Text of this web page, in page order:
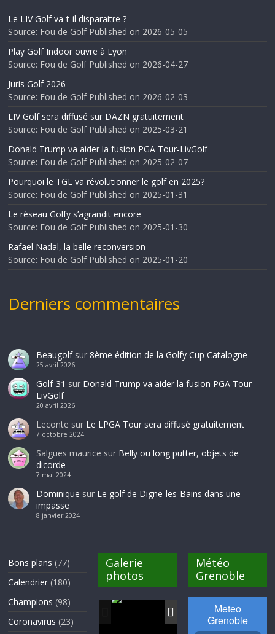
Le LIV Golf va-t-il disparaitre ?
Source: Fou de Golf Published on 2026-05-05
Play Golf Indoor ouvre à Lyon
Source: Fou de Golf Published on 2026-04-27
Juris Golf 2026
Source: Fou de Golf Published on 2026-02-03
LIV Golf sera diffusé sur DAZN gratuitement
Source: Fou de Golf Published on 2025-03-21
Donald Trump va aider la fusion PGA Tour-LivGolf
Source: Fou de Golf Published on 2025-02-07
Pourquoi le TGL va révolutionner le golf en 2025?
Source: Fou de Golf Published on 2025-01-31
Le réseau Golfy s’agrandit encore
Source: Fou de Golf Published on 2025-01-30
Rafael Nadal, la belle reconversion
Source: Fou de Golf Published on 2025-01-20
Derniers commentaires
Beaugolfsur 8ème édition de la Golfy Cup Catalogne
25 avril 2026
Golf-31 sur Donald Trump va aider la fusion PGA Tour-
LivGolf
20 avril 2026
Leconte sur Le LPGA Tour sera diffusé gratuitement
7 octobre 2024
Salgues maurice sur Belly ou long putter, objets de
dicorde
7 mai 2024
Dominique sur Le golf de Digne-les-Bains dans une
impasse
8 janvier 2024
Bons plans (77)
Calendrier (180)
Champions (98)
Coronavirus (23)
Galerie
photos
Météo
Grenoble